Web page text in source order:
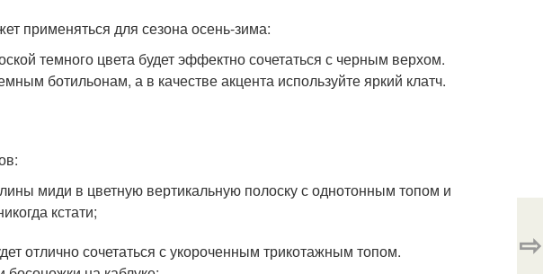
применяться для сезона осень-зима:
темного цвета будет эффектно сочетаться с черным верхом.
ботильонам, а в качестве акцента используйте яркий клатч.
миди в цветную вертикальную полоску с однотонным топом и
кстати;
отлично сочетаться с укороченным трикотажным топом.
⇨